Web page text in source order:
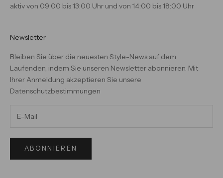
aktiv von 09:00 bis 13:00 Uhr und von 14:00 bis 18:00 Uhr
Newsletter
Bleiben Sie über die neuesten Style-News auf dem
Laufenden, indem Sie unseren Newsletter abonnieren. Mit
Ihrer Anmeldung akzeptieren Sie unsere
Datenschutzbestimmungen
ABONNIEREN